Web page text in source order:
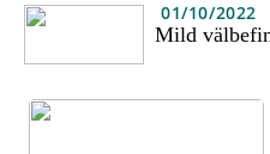
01/10/2022
Mild